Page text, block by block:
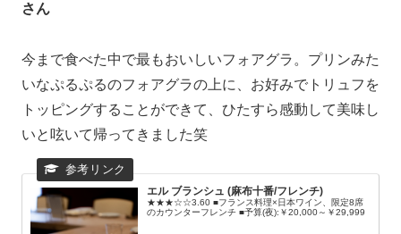
さん
今まで食べた中で最もおいしいフォアグラ。プリンみた
いなぷるぷるのフォアグラの上に、お好みでトリュフを
トッピングすることができて、ひたすら感動して美味し
いと呟いて帰ってきました笑
エル ブランシュ (麻布十番/フレンチ)
★★★☆☆3.60 ■フランス料理×日本ワイン、限定8席
のカウンターフレンチ ■予算(夜):￥20,000～￥29,999